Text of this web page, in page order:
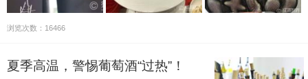
浏览次数：16466
夏季高温，警惕葡萄酒“过热”！